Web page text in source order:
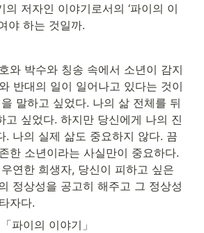
의 저자인 이야기로서의 ‘파이의 이
야 하는 것일까.
와 박수와 칭송 속에서 소년이 감지
반대의 일이 일어나고 있다는 것이
말하고 싶었다. 나의 삶 전체를 뒤
고 싶었다. 하지만 당신에게 나의 진
. 나의 실제 삶도 중요하지 않다. 끔
한 소년이라는 사실만이 중요하다.
연한 희생자, 당신이 피하고 싶은
정상성을 공고히 해주고 그 정상성
자다.
파이의 이야기」